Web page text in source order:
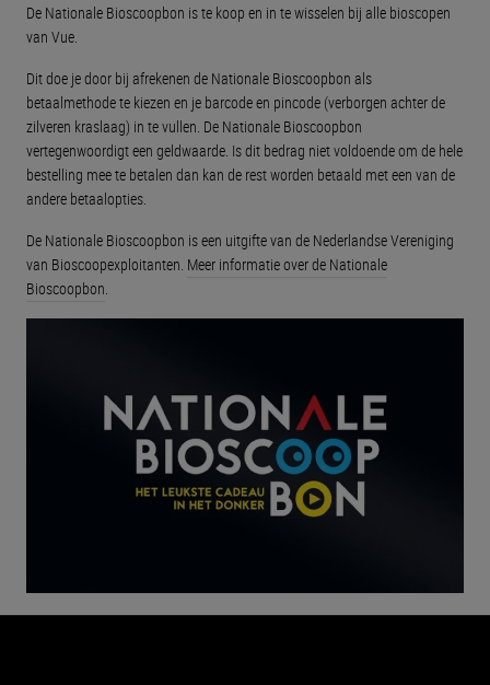
De Nationale Bioscoopbon is te koop en in te wisselen bij alle bioscopen
van Vue.
Dit doe je door bij afrekenen de Nationale Bioscoopbon als
betaalmethode te kiezen en je barcode en pincode (verborgen achter de
zilveren kraslaag) in te vullen. De Nationale Bioscoopbon
vertegenwoordigt een geldwaarde. Is dit bedrag niet voldoende om de hele
bestelling mee te betalen dan kan de rest worden betaald met een van de
andere betaalopties.
De Nationale Bioscoopbon is een uitgifte van de Nederlandse Vereniging
van Bioscoopexploitanten. Meer informatie over de Nationale
Bioscoopbon